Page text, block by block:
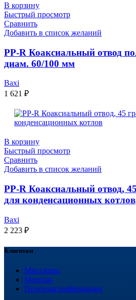
В корзину
Быстрый просмотр
Сравнить
Добавить в список желаний
PP-R Коаксиальный отвод
диам. 60/100 мм
Baxi
1 621 ₽
В корзину
Быстрый просмотр
Сравнить
Добавить в список желаний
PP-R Коаксиальный отвод,
для конденсационных котлов
Baxi
2 223 ₽
Клиентам
Магазины
Монтаж
Полезная информация